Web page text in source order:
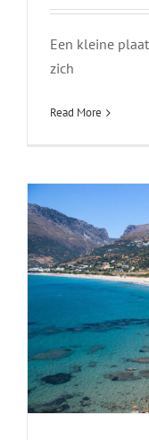
Een kleine
zich
Read More